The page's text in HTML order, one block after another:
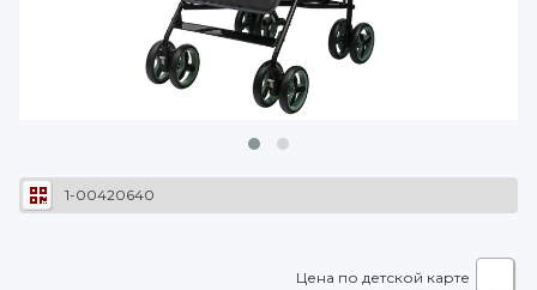
1-00420640
Цена по детской карте